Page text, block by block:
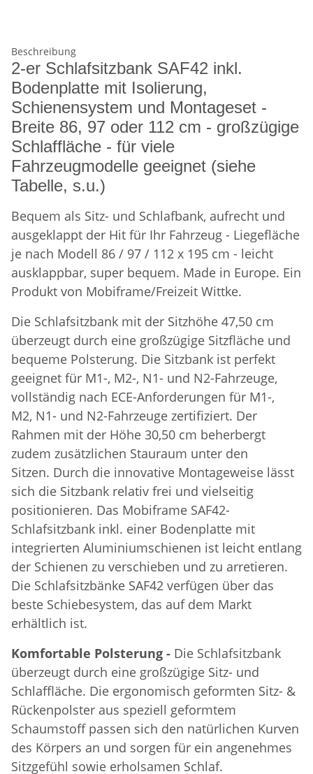
Beschreibung
2-er Schlafsitzbank SAF42 inkl.
Bodenplatte mit Isolierung,
Schienensystem und Montageset -
Breite 86, 97 oder 112 cm - großzügige
Schlaffläche - für viele
Fahrzeugmodelle geeignet (siehe
Tabelle, s.u.)
Bequem als Sitz- und Schlafbank, aufrecht und
ausgeklappt der Hit für Ihr Fahrzeug - Liegefläche
je nach Modell 86 / 97 / 112 x 195 cm - leicht
ausklappbar, super bequem. Made in Europe. Ein
Produkt von Mobiframe/Freizeit Wittke.
Die Schlafsitzbank mit der Sitzhöhe 47,50 cm
überzeugt durch eine großzügige Sitzfläche und
bequeme Polsterung. Die Sitzbank ist perfekt
geeignet für M1-, M2-, N1- und N2-Fahrzeuge,
vollständig nach ECE-Anforderungen für M1-,
M2, N1- und N2-Fahrzeuge zertifiziert. Der
Rahmen mit der Höhe 30,50 cm beherbergt
zudem zusätzlichen Stauraum unter den
Sitzen. Durch die innovative Montageweise lässt
sich die Sitzbank relativ frei und vielseitig
positionieren. Das Mobiframe SAF42-
Schlafsitzbank inkl. einer Bodenplatte mit
integrierten Aluminiumschienen ist leicht entlang
der Schienen zu verschieben und zu arretieren.
Die Schlafsitzbänke SAF42 verfügen über das
beste Schiebesystem, das auf dem Markt
erhältlich ist.
Komfortable Polsterung - Die Schlafsitzbank
überzeugt durch eine großzügige Sitz- und
Schlaffläche. Die ergonomisch geformten Sitz- &
Rückenpolster aus speziell geformtem
Schaumstoff passen sich den natürlichen Kurven
des Körpers an und sorgen für ein angenehmes
Sitzgefühl sowie erholsamen Schlaf.